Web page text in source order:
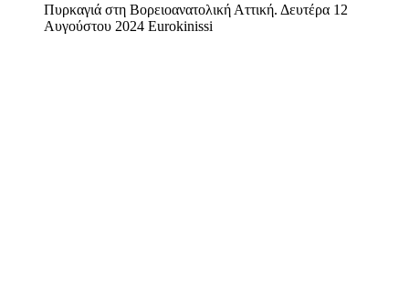
Πυρκαγιά στη Βορειοανατολική Αττική. Δευτέρα 12
Αυγούστου 2024 Eurokinissi